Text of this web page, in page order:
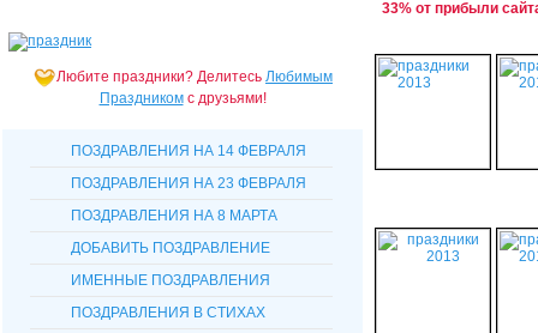
33% от прибыли
Любите праздники? Делитесь Любимым
Праздником с друзьями!
ПОЗДРАВЛЕНИЯ НА 14 ФЕВРАЛЯ
ПОЗДРАВЛЕНИЯ НА 23 ФЕВРАЛЯ
ПОЗДРАВЛЕНИЯ НА 8 МАРТА
ДОБАВИТЬ ПОЗДРАВЛЕНИЕ
ИМЕННЫЕ ПОЗДРАВЛЕНИЯ
ПОЗДРАВЛЕНИЯ В СТИХАХ